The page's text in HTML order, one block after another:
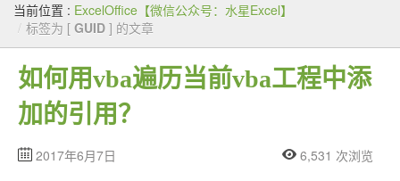
资源下载
VBA代码大全
EXCEL VBA
当前位置 : ExcelOffice【微信公众号：水星Excel】
/ 标签为 [ GUID ] 的文章
如何用vba遍历当前vba工程中添
加的引用？
2017年6月7日
6,531 次浏览